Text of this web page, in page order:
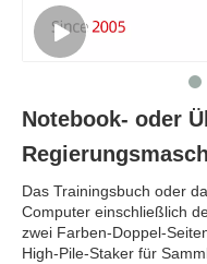
Notebook- oder
Das Trainingsbuch oder
Computer einschließlich
zwei Farben-Doppel-
High-Pile-Staker für